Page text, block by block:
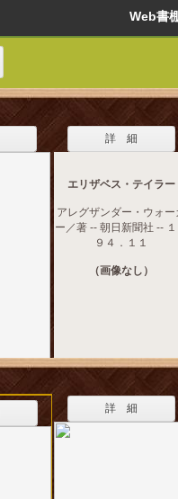
Web
詳 細
エリザベス・テイラー
アレグザンダー・ウォー
ー／著 -- 朝日新聞社 --
９４．１１
（画像なし）
詳 細